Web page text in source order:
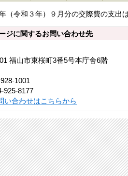
（令和３年）９月分の交際費の支出
ジに関するお問い合わせ先
福山市東桜町3番5号本庁舎6階
1001
925-8177
い合わせはこちらから